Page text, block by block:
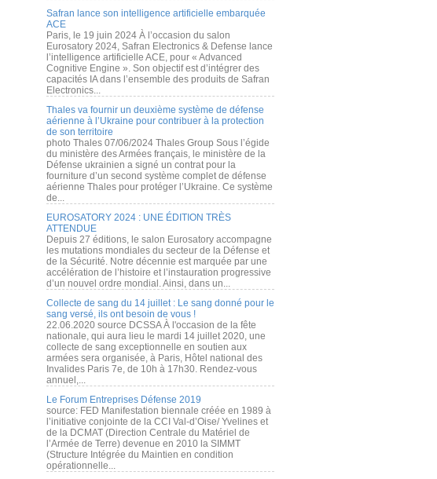
Safran lance son intelligence artificielle embarquée
ACE
Paris, le 19 juin 2024 À l’occasion du salon
Eurosatory 2024, Safran Electronics & Defense lance
l’intelligence artificielle ACE, pour « Advanced
Cognitive Engine ». Son objectif est d’intégrer des
capacités IA dans l’ensemble des produits de Safran
Electronics...
Thales va fournir un deuxième système de défense
aérienne à l’Ukraine pour contribuer à la protection
de son territoire
photo Thales 07/06/2024 Thales Group Sous l’égide
du ministère des Armées français, le ministère de la
Défense ukrainien a signé un contrat pour la
fourniture d’un second système complet de défense
aérienne Thales pour protéger l’Ukraine. Ce système
de...
EUROSATORY 2024 : UNE ÉDITION TRÈS
ATTENDUE
Depuis 27 éditions, le salon Eurosatory accompagne
les mutations mondiales du secteur de la Défense et
de la Sécurité. Notre décennie est marquée par une
accélération de l’histoire et l’instauration progressive
d’un nouvel ordre mondial. Ainsi, dans un...
Collecte de sang du 14 juillet : Le sang donné pour le
sang versé, ils ont besoin de vous !
22.06.2020 source DCSSA À l'occasion de la fête
nationale, qui aura lieu le mardi 14 juillet 2020, une
collecte de sang exceptionnelle en soutien aux
armées sera organisée, à Paris, Hôtel national des
Invalides Paris 7e, de 10h à 17h30. Rendez-vous
annuel,...
Le Forum Entreprises Défense 2019
source: FED Manifestation biennale créée en 1989 à
l’initiative conjointe de la CCI Val-d’Oise/ Yvelines et
de la DCMAT (Direction Centrale du Matériel de
l’Armée de Terre) devenue en 2010 la SIMMT
(Structure Intégrée du Maintien en condition
opérationnelle...